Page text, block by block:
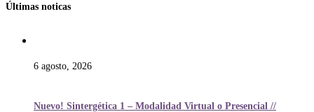
Últimas noticas
6 agosto, 2026
Nuevo! Sintergética 1 – Modalidad Virtual o Presencial //